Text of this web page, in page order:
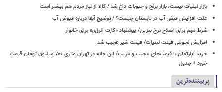
بازار لبنیات نیست، بازار برنج و حبوبات داغ شد / کالا از نیاز مردم هم بیشتر است
علت افزایش قبض آب در تابستان چیست؟ / توضیح آبفا درباره قبوض آب
شرط مهم برای اصلاح نرخ بنزین/ پیشنهاد «کارت انرژی» برای خانوار
افزایش نجومی قیمت لبنیات/ قیمت شیر عجیب شد
خرید آپارتمان با قیمت‌های عجیب و غریب/ این خانه در تهران متری ۷۰۰ میلیون تومان قیمت
خورد + جدول
پربیننده‌ترین